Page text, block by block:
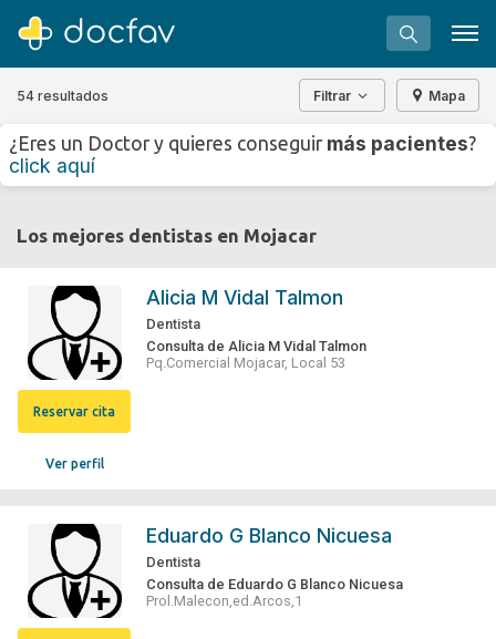
Software para clínicas
¿Eres un doctor?
54 resultados Filtrar Mapa
¿Eres un Doctor y quieres conseguir más pacientes?
click aquí
Los mejores dentistas en Mojacar
Ver perfil
Reservar cita
Alicia M Vidal Talmon
Dentista
Consulta de Alicia M Vidal Talmon
Pq.Comercial Mojacar, Local 53
Eduardo G Blanco Nicuesa
Dentista
Consulta de Eduardo G Blanco Nicuesa
Prol.Malecon,ed.Arcos,1
+ −
⇧
»
©OpenStreetMapcontributors.